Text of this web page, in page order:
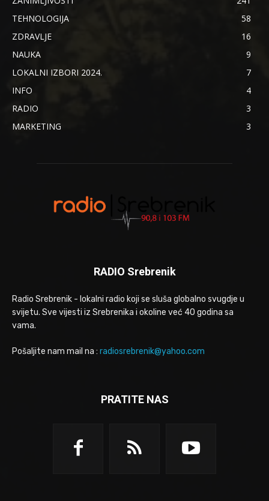
TEHNOLOGIJA
58
ZDRAVLJE
16
NAUKA
9
LOKALNI IZBORI 2024.
7
INFO
4
RADIO
3
MARKETING
3
RADIO Srebrenik
Radio Srebrenik - lokalni radio koji se sluša globalno svugdje u
svijetu. Sve vijesti iz Srebrenika i okoline već 40 godina sa
vama.
Pošaljite nam mail na : radiosrebrenik@yahoo.com
PRATITE NAS